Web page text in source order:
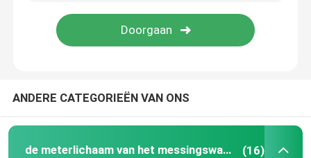
BRONSbaar
Bronsstaaf
koperstrook
ANDERE CATEGORIEËN VAN ONS
de meterlichaam van het messingswater (16)